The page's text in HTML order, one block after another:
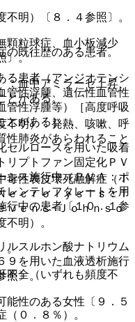
既往歴のある患者。
患者（アンジオテンシ
管性浮腫、遺伝性血管性
管性浮腫等）［高度呼吸
とがある］。
ルロースを用いた吸着
リプトファン固定化ＰＶ
シス施行中（ＰＶＡ：ポ
レンテレフタレートを用
行中の患者〔１０．１参
スルホン酸ナトリウム
９を用いた血液透析施行
照〕。
性のある女性〔９．５
明）〔８．４参照〕。
顆粒球症、血小板減少
〕。
血中アミラーゼ上昇、
がある。
明）：発熱、咳嗽、呼
性肺炎があらわれること
性表皮壊死融解症（Ｔ
ｃｒｏｌｙｓｉｓ：Ｔ
ｖｅｎｓ−Ｊｏｈｎｓｏ
明）。
。
全（いずれも頻度不
０．８％）。